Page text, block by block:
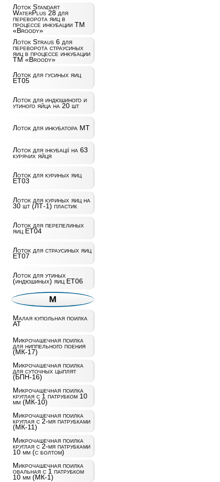
Лоток Standart
WaterPlus 28 для
переворота яиц в
процессе инкубации ТМ
«Broody»
Лоток Straus 6 для
переворота страусиных
яиц в процессе инкубации
ТМ «Broody»
Лоток для гусиных яиц
ET05
Лоток для индюшиного и
утиного яйца на 20 шт
Лоток для инкубатора MT
Лоток для інкубації на 63
курячих яйця
Лоток для куриных яиц
ET03
Лоток для куриных яиц на
30 шт (ЛТ-1) пластик
Лоток для перепелиных
яиц ET04
Лоток для страусиных яиц
ET07
Лоток для утиных
(индюшиных) яиц ET06
М
Малая купольная поилка
AT
Микрочашечная поилка
для ниппельного поения
(МК-17)
Микрочашечная поилка
для суточных цыплят
(БПН-16)
Микрочашечная поилка
круглая с 1 патрубком 10
мм (МК-10)
Микрочашечная поилка
круглая с 2-мя патрубками
(МК-11)
Микрочашечная поилка
круглая с 2-мя патрубками
10 мм (с болтом)
Микрочашечная поилка
овальная с 1 патрубком
10 мм (МК-1)